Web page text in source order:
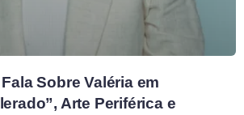
Sobre Valéria em
Arte Periférica e